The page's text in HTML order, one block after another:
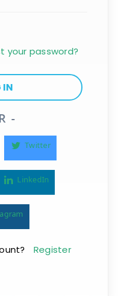
your password?
-
Twitter
LinkedIn
Register